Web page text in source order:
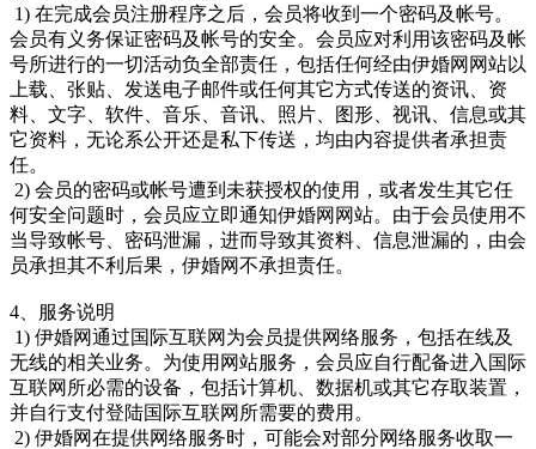
1) 在完成会员注册程序之后，会员将收到一个密码及帐号。
会员有义务保证密码及帐号的安全。会员应对利用该密码及帐
号所进行的一切活动负全部责任，包括任何经由伊婚网网站以
上载、张贴、发送电子邮件或任何其它方式传送的资讯、资
料、文字、软件、音乐、音讯、照片、图形、视讯、信息或其
它资料，无论系公开还是私下传送，均由内容提供者承担责
任。
2) 会员的密码或帐号遭到未获授权的使用，或者发生其它任
何安全问题时，会员应立即通知伊婚网网站。由于会员使用不
当导致帐号、密码泄漏，进而导致其资料、信息泄漏的，由会
员承担其不利后果，伊婚网不承担责任。
4、服务说明
1) 伊婚网通过国际互联网为会员提供网络服务，包括在线及
无线的相关业务。为使用网站服务，会员应自行配备进入国际
互联网所必需的设备，包括计算机、数据机或其它存取装置，
并自行支付登陆国际互联网所需要的费用。
2) 伊婚网在提供网络服务时，可能会对部分网络服务收取一